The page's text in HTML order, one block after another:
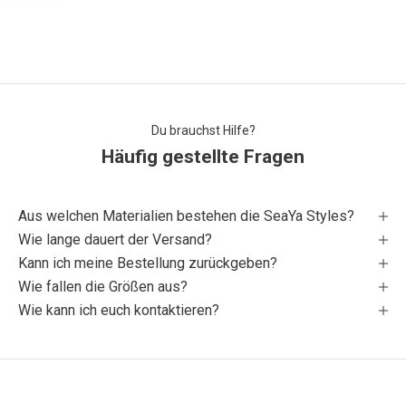
Du brauchst Hilfe?
Häufig gestellte Fragen
Aus welchen Materialien bestehen die SeaYa Styles?
Wie lange dauert der Versand?
Kann ich meine Bestellung zurückgeben?
Wie fallen die Größen aus?
Wie kann ich euch kontaktieren?